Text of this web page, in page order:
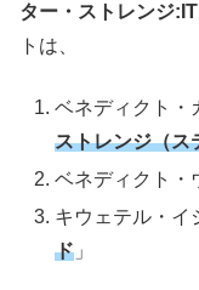
ター・ストレンジ
トは、
ベネディクト・
ストレンジ（ス
ベネディクト・
キウェテル・イ
ド 」